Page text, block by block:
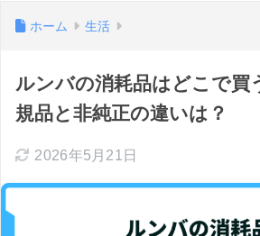
ホーム 生活
ルンバの消耗品はどこで買
規品と非純正の違いは？
2026年5月21日